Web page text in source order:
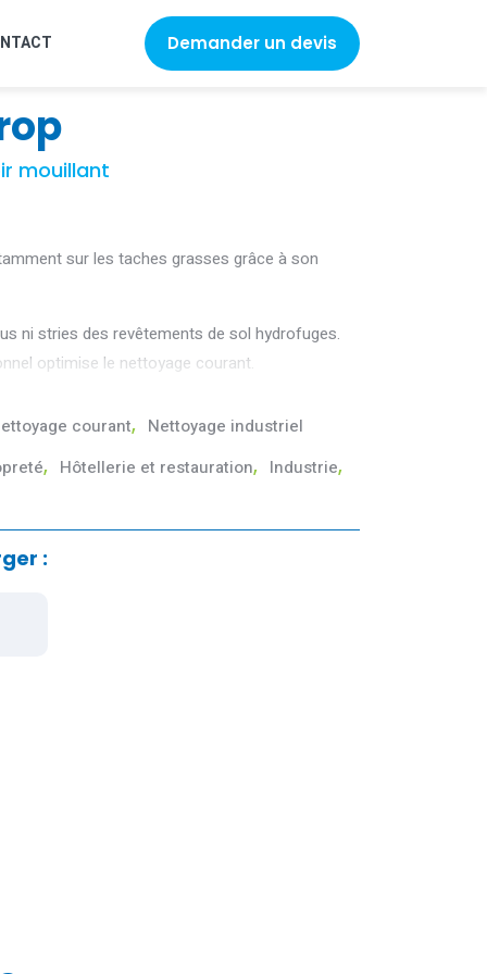
Demander un devis
mouillant
sur les taches grasses grâce à son
ni stries des revêtements de sol hydrofuges.
optimise le nettoyage courant.
courant, Nettoyage industriel
, Hôtellerie et restauration, Industrie,
: